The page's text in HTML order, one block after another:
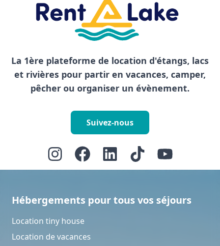
La 1ère plateforme de location d'étangs, lacs
et rivières pour partir en vacances, camper,
pêcher ou organiser un évènement.
Suivez-nous
Hébergements pour tous vos séjours
Location tiny house
Location de vacances